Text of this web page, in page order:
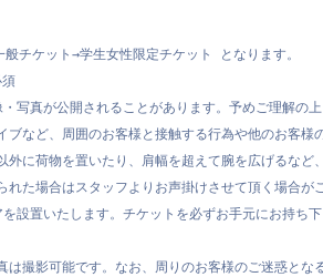
般チケット→学生女性限定チケット となります。
写真が公開されることがあります。予めご理解の
ブなど、周囲のお客様と接触する行為や他のお客様
外に荷物を置いたり、肩幅を超えて腕を広げるな
れた場合はスタッフよりお声掛けさせて頂く場合
を設置いたします。チケットを必ずお手元にお持ち
は撮影可能です。なお、周りのお客様のご迷惑と